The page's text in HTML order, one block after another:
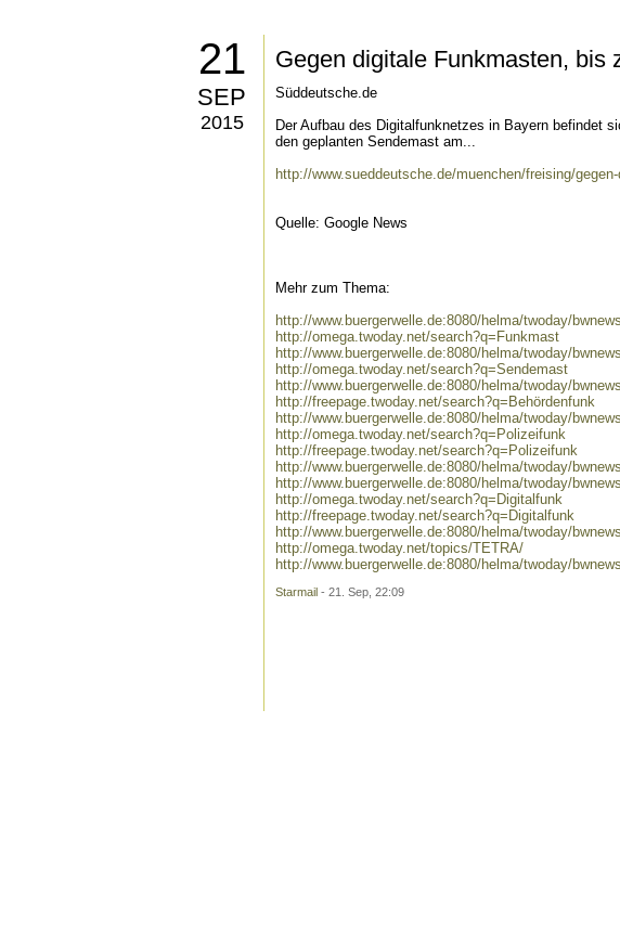
21
SEP
2015
Gegen digitale Funkmasten, bis
Süddeutsche.de
Der Aufbau des Digitalfunknetzes in Bayern befindet
den geplanten Sendemast am...
http://www.sueddeutsche.de/muenchen/freising/
Quelle: Google News
Mehr zum Thema:
http://www.buergerwelle.de:8080/helma/twoday/
http://omega.twoday.net/search?q=Funkmast
http://www.buergerwelle.de:8080/helma/twoday/
http://omega.twoday.net/search?q=Sendemast
http://www.buergerwelle.de:8080/helma/twoday/
http://freepage.twoday.net/search?q=Behördenfunk
http://www.buergerwelle.de:8080/helma/twoday/
http://omega.twoday.net/search?q=Polizeifunk
http://freepage.twoday.net/search?q=Polizeifunk
http://www.buergerwelle.de:8080/helma/twoday/
http://www.buergerwelle.de:8080/helma/twoday/
http://omega.twoday.net/search?q=Digitalfunk
http://freepage.twoday.net/search?q=Digitalfunk
http://www.buergerwelle.de:8080/helma/twoday/
http://omega.twoday.net/topics/TETRA/
http://www.buergerwelle.de:8080/helma/twoday/
Starmail - 21. Sep, 22:09